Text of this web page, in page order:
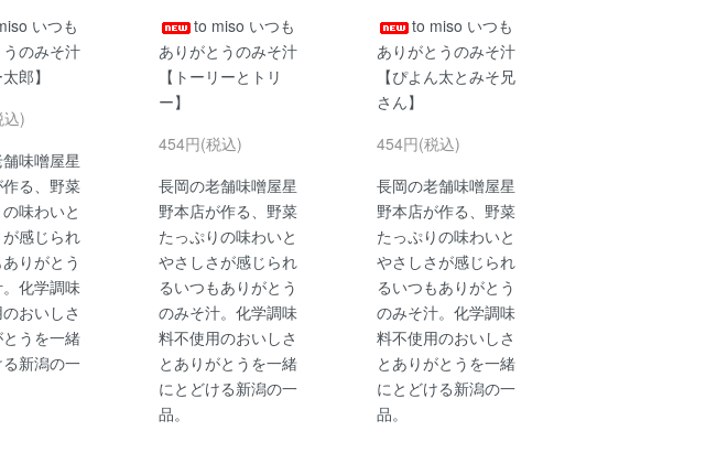
いつも
のみそ汁
郎】
)
味噌屋星
る、野菜
味わいと
感じられ
りがとう
化学調味
おいしさ
うを一緒
新潟の一
to miso いつも
ありがとうのみそ汁
【トーリーとトリ
ー】
454円(税込)
長岡の老舗味噌屋星
野本店が作る、野菜
たっぷりの味わいと
やさしさが感じられ
るいつもありがとう
のみそ汁。化学調味
料不使用のおいしさ
とありがとうを一緒
にとどける新潟の一
品。
to miso いつも
ありがとうのみそ汁
【ぴよん太とみそ兄
さん】
454円(税込)
長岡の老舗味噌屋星
野本店が作る、野菜
たっぷりの味わいと
やさしさが感じられ
るいつもありがとう
のみそ汁。化学調味
料不使用のおいしさ
とありがとうを一緒
にとどける新潟の一
品。